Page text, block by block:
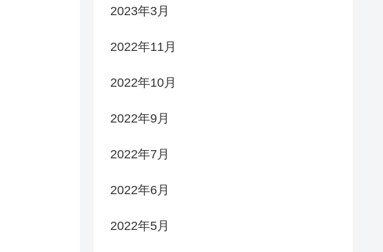
2023年3月
2022年11月
2022年10月
2022年9月
2022年7月
2022年6月
2022年5月